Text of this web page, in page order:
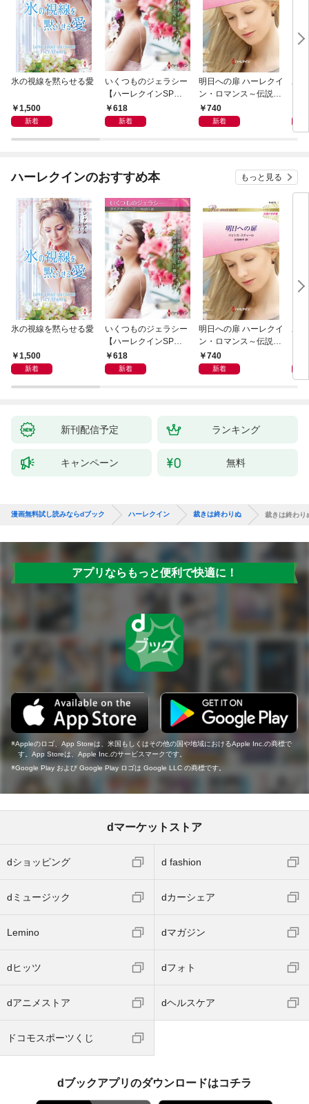
氷の視線を黙らせる愛
1,500
新着
いくつものジェラシー
【ハーレクインSP文
庫版】
618
新着
明日への扉 ハーレクイ
ン・ロマンス～伝説の
名作選～【ハーレクイ
ン・ロマンス版】
740
新着
あ
レ
ク
ハーレクインのおすすめ本 もっと見る
氷の視線を黙らせる愛
1,500
新着
いくつものジェラシー
【ハーレクインSP文
庫版】
618
新着
明日への扉 ハーレクイ
ン・ロマンス～伝説の
名作選～【ハーレクイ
ン・ロマンス版】
740
新着
あ
レ
ク
新刊配信予定 ランキング
キャンペーン 無料
漫画無料試し読みならdブック ハーレクイン 裁きは終わりぬ 裁きは終わり
アプリならもっと便利で快適に！
Appleのロゴ、App Storeは、米国もしくはその他の国や地域におけるApple Inc.の商標で
す。App Storeは、Apple Inc.のサービスマークです。
Google Play および Google Play ロゴは Google LLC の商標です。
dマーケットストア
dショッピング d fashion
dミュージック dカーシェア
Lemino dマガジン
dヒッツ dフォト
dアニメストア dヘルスケア
ドコモスポーツくじ
dブックアプリのダウンロードはコチラ